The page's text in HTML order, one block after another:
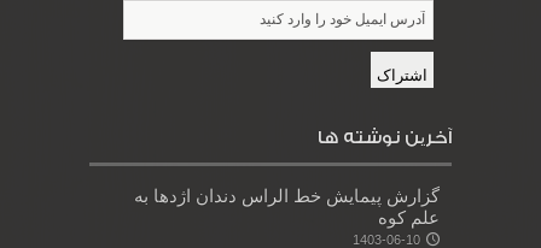
آخرین نوشته ها
گزارش پیمایش خط الراس دندان اژدها به
علم کوه
1403-06-10